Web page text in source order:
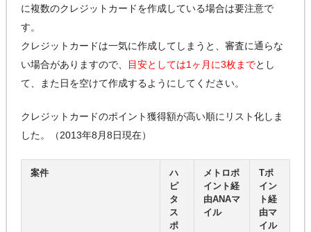
に複数のクレジットカードを作成している場合は要注意で
す。
クレジットカードは一気に作成してしまうと、審査に通らな
い場合がありますので、
目安としては1ヶ月に3枚までとし
て、また日を空けて作成するようにしてください。
クレジットカードのポイント獲得額が高い順にリスト化しま
した。（2013年8月8日現在）
案件
ハ
ピ
タ
ス
ポ
メトロポ
イント経
由ANAマ
イル
Tポ
イン
ト経
由マ
イル